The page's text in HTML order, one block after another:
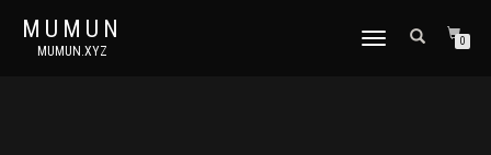
MUMUN
MUMUN.XYZ
토
0